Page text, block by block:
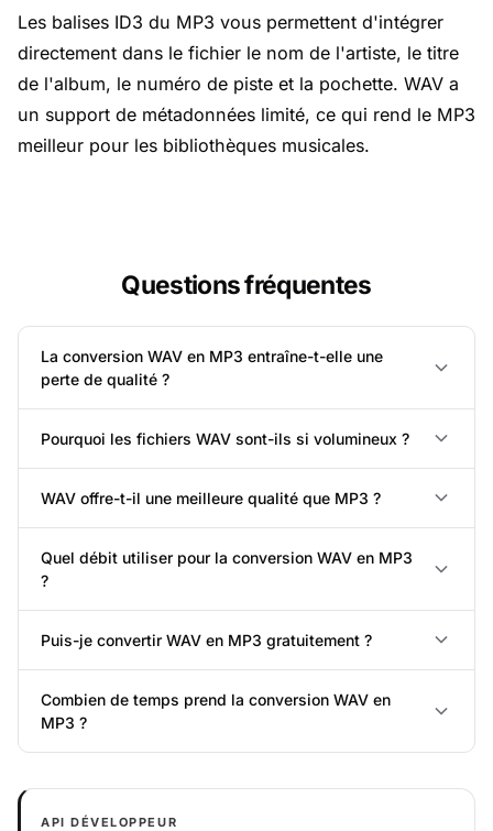
Les balises ID3 du MP3 vous permettent d'intégrer
directement dans le fichier le nom de l'artiste, le titre
de l'album, le numéro de piste et la pochette. WAV a
un support de métadonnées limité, ce qui rend le MP3
meilleur pour les bibliothèques musicales.
Questions fréquentes
La conversion WAV en MP3 entraîne-t-elle une
perte de qualité ?
Pourquoi les fichiers WAV sont-ils si volumineux ?
WAV offre-t-il une meilleure qualité que MP3 ?
Quel débit utiliser pour la conversion WAV en MP3
?
Puis-je convertir WAV en MP3 gratuitement ?
Combien de temps prend la conversion WAV en
MP3 ?
API DÉVELOPPEUR